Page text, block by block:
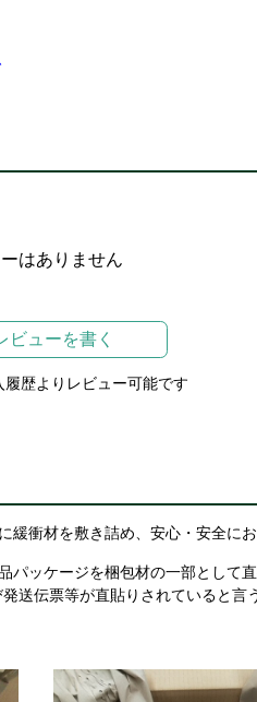
はありません
ビューを書く
履歴よりレビュー可能です
衝材を敷き詰め、安心・安全に
ッケージを梱包材の一部として
伝票等が直貼りされていると